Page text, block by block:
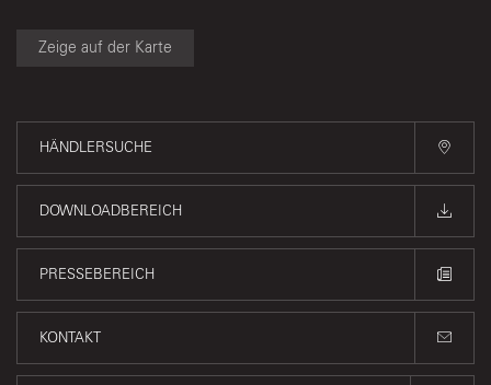
Zeige auf der Karte
HÄNDLERSUCHE
DOWNLOADBEREICH
PRESSEBEREICH
KONTAKT